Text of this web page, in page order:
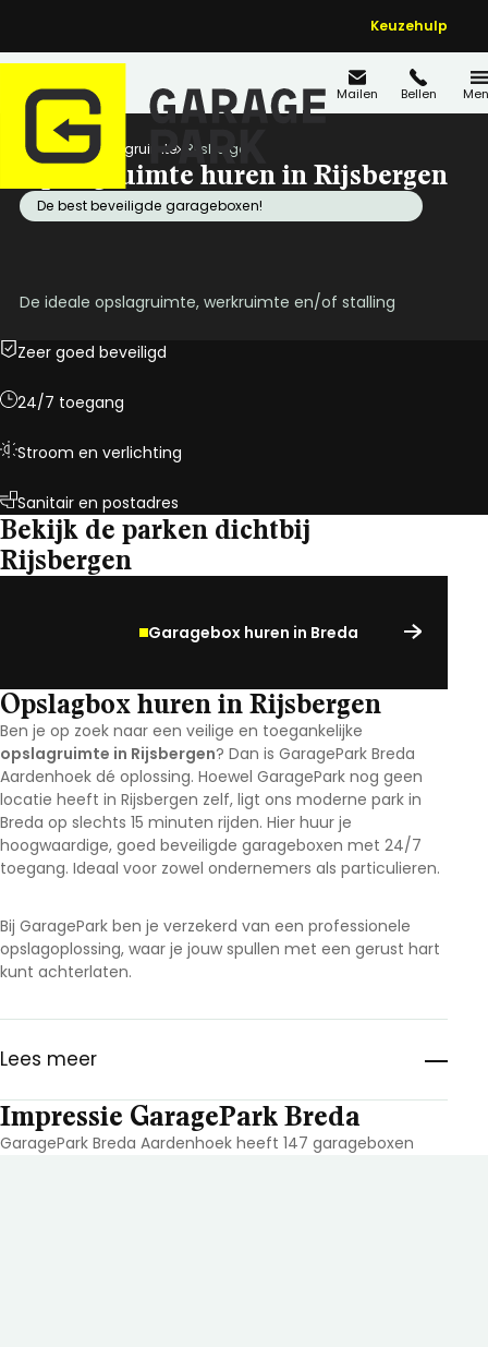
Keuzehulp
Mailen Bellen
Home Opslagruimte Rijsbergen
Opslagruimte huren in Rijsbergen
De best beveiligde garageboxen!
De ideale opslagruimte, werkruimte en/of stalling
Zeer goed beveiligd
24/7 toegang
Stroom en verlichting
Sanitair en postadres
Bekijk de parken dichtbij
Rijsbergen
Garagebox huren in Breda
Opslagbox huren in Rijsbergen
Ben je op zoek naar een veilige en toegankelijke
opslagruimte in Rijsbergen? Dan is GaragePark Breda
Aardenhoek dé oplossing. Hoewel GaragePark nog geen
locatie heeft in Rijsbergen zelf, ligt ons moderne park in
Breda op slechts 15 minuten rijden. Hier huur je
hoogwaardige, goed beveiligde garageboxen met 24/7
toegang. Ideaal voor zowel ondernemers als particulieren.
Bij GaragePark ben je verzekerd van een professionele
opslagoplossing, waar je jouw spullen met een gerust hart
kunt achterlaten.
Lees meer
Impressie GaragePark Breda
GaragePark Breda Aardenhoek heeft 147 garageboxen